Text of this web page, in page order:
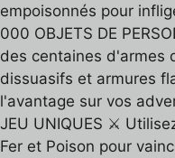
empoisonnés pour
000 OBJETS DE
des centaines d'armes
dissuasifs et armures
l'avantage sur vos
JEU UNIQUES ⚔️
Fer et Poison pour